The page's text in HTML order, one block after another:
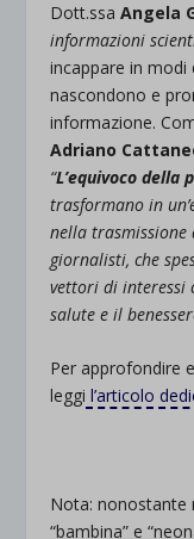
Dott.ssaAngela
informazioni
incappare in
nascondono e
informazione.
Adriano
“L’equivoco della
trasformano in
nella
giornalisti, che
vettori di interessi
salute e il
Per approfondire
leggi l’articolo
Nota: nonostante
“bambina” e